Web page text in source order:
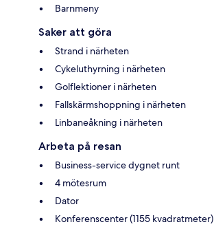
Barnmeny
Saker att göra
Strand i närheten
Cykeluthyrning i närheten
Golflektioner i närheten
Fallskärmshoppning i närheten
Linbaneåkning i närheten
Arbeta på resan
Business-service dygnet runt
4 mötesrum
Dator
Konferenscenter (1155 kvadratmeter)